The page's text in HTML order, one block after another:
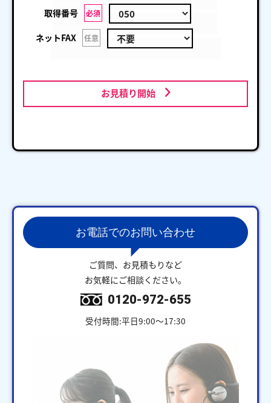
取得番号 必須
ネットFAX 任意
お見積り開始
お電話でのお問い合わせ
ご質問、お見積もりなど
お気軽にご相談ください。
0120-972-655
受付時間:平日9:00～17:30